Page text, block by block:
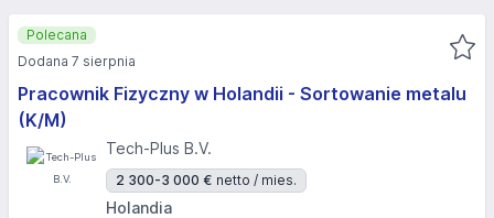
Pracownik Fizyczny w Holandii - Sortowanie metalu
(K/M)
Tech-Plus B.V.
2 300-3 000 € netto / mies.
Holandia
Polecana
Dodana 7 sierpnia